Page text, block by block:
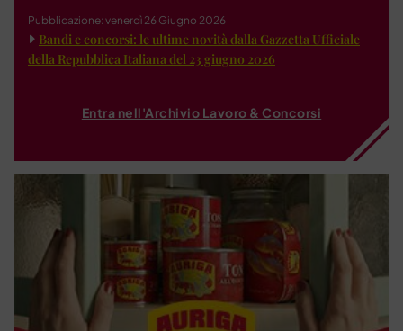
Pubblicazione: venerdì 26 Giugno 2026
Bandi e concorsi: le ultime novità dalla Gazzetta Ufficiale
della Repubblica Italiana del 23 giugno 2026
Entra nell'Archivio Lavoro & Concorsi